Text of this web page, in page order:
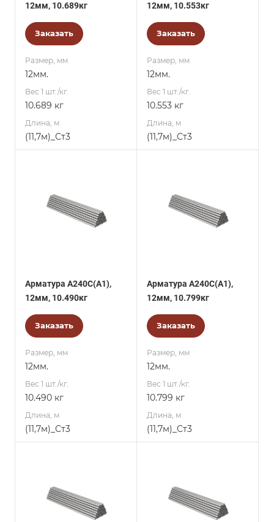
12мм, 10.689кг
Заказать
Размер, мм
12мм.
Вес 1 шт./кг.
10.689 кг
Длина, м
(11,7м)_Ст3
12мм, 10.553кг
Заказать
Размер, мм
12мм.
Вес 1 шт./кг.
10.553 кг
Длина, м
(11,7м)_Ст3
Арматура А240С(А1),
12мм, 10.490кг
Заказать
Размер, мм
12мм.
Вес 1 шт./кг.
10.490 кг
Длина, м
(11,7м)_Ст3
Арматура А240С(А1),
12мм, 10.799кг
Заказать
Размер, мм
12мм.
Вес 1 шт./кг.
10.799 кг
Длина, м
(11,7м)_Ст3